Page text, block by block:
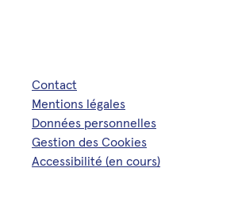
Contact
Mentions légales
Données personnelles
Gestion des Cookies
Accessibilité (en cours)